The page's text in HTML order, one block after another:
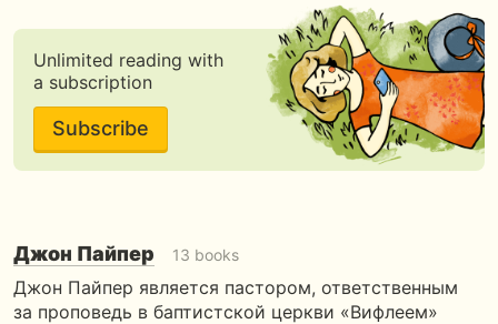
Unlimited reading with
a subscription
Subscribe
Джон Пайпер 13 books
Джон Пайпер является пастором, ответственным
за проповедь в баптистской церкви «Вифлеем»